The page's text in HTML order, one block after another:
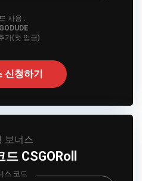
사용 :
가(첫 입금)
신청하기
보너스
CSGORoll
스 코드